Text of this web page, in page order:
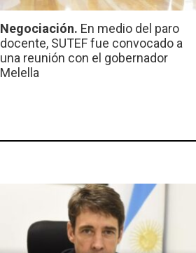
Negociación. En medio del paro
docente, SUTEF fue convocado a
una reunión con el gobernador
Melella